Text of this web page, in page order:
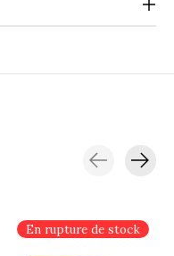
En rupture de stock